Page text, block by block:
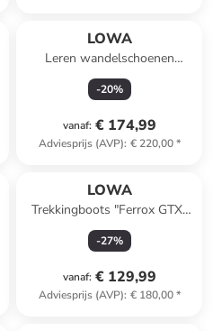
LOWA
Leren wandelschoenen
"Renegade GTX Mid Ws"
zwart
-20%
vanaf: € 174,99
Adviesprijs (AVP): € 220,00*
LOWA
Trekkingboots "Ferrox GTX"
grijs
-27%
vanaf: € 129,99
Adviesprijs (AVP): € 180,00*